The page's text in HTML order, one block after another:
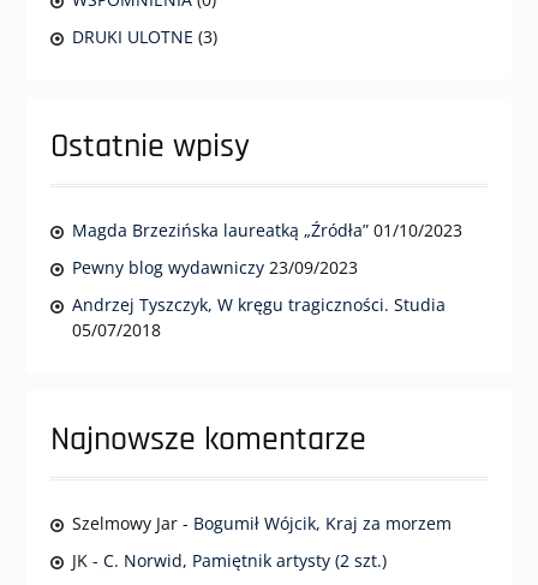
DRUKI ULOTNE (3)
Ostatnie wpisy
Magda Brzezińska laureatką „Źródła” 01/10/2023
Pewny blog wydawniczy 23/09/2023
Andrzej Tyszczyk, W kręgu tragiczności. Studia
05/07/2018
Najnowsze komentarze
Szelmowy Jar- Bogumił Wójcik, Kraj za morzem
JK- C. Norwid, Pamiętnik artysty (2 szt.)